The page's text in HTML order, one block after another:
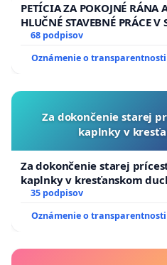
„Klimatického zákona“.
reálne hodnoty, vytvoríte
transformácie“ a na
A ak, tak len dočasne, za
a stagnácie v budúcnosti.
tvrdili v 70 tych rokoch, že
PETÍCIA ZA POKOJNÉ RÁNA
HLUČNÉ STAVEBNÉ PRÁCE
13.00 HOD., CEZ PRACOVNÝ
HOD. A PRAVIDELNÁ
ĎUMBIERSKEJ/MAGU
68 podpisov
Oznámenie o transparentnosti
Za dokončenie starej
kaplnky v
Za dokončenie starej
kaplnky v kresťanskom
35 podpisov
Oznámenie o transparentnosti